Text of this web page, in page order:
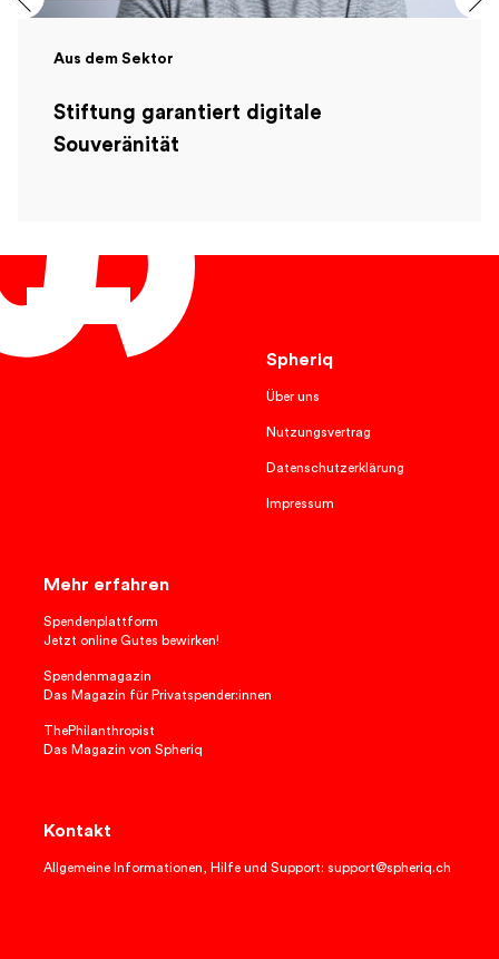
Aus dem Sektor
Stiftung garantiert digitale
Souveränität
Spheriq
Über uns
Nutzungsvertrag
Datenschutzerklärung
Impressum
Mehr erfahren
Spendenplattform
Jetzt online Gutes bewirken!
Spendenmagazin
Das Magazin für Privatspender:innen
ThePhilanthropist
Das Magazin von Spheriq
Kontakt
Allgemeine Informationen, Hilfe und Support: support@spheriq.ch